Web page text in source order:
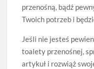
przenośną, bądź
Twoich potrzeb i
Jeśli nie jesteś
toalety przenośnej,
artykuł i rozwiąż